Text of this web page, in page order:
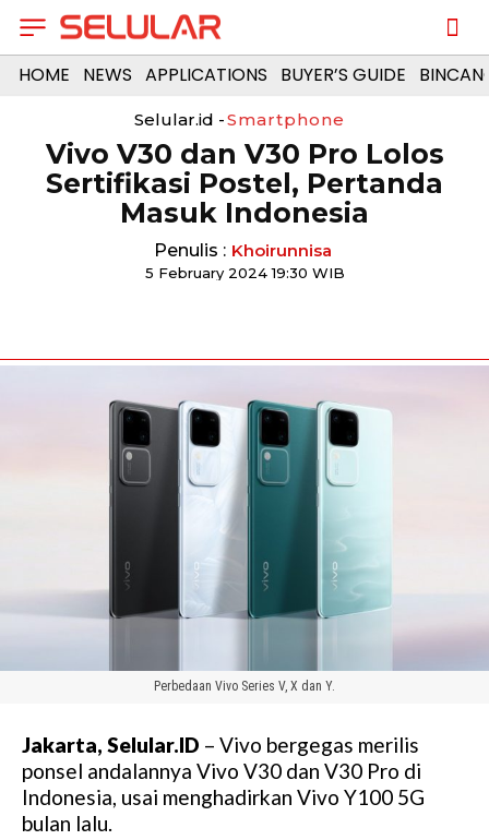
HOME NEWS APPLICATIONS BUYER’S GUIDE
Selular.id -Smartphone
Vivo V30 dan V30 Pro Lolos
Sertifikasi Postel, Pertanda
Masuk Indonesia
Penulis : Khoirunnisa
5 February 2024 19:30 WIB
Perbedaan Vivo Series V, X dan Y.
Jakarta, Selular.ID – Vivo bergegas merilis
ponsel andalannya Vivo V30 dan V30 Pro di
Indonesia, usai menghadirkan Vivo Y100 5G
bulan lalu.